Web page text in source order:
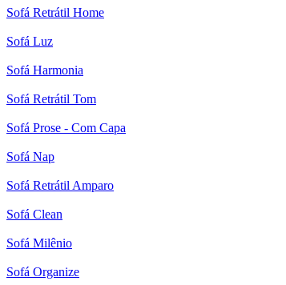
Sofá Retrátil Home
Sofá Luz
Sofá Harmonia
Sofá Retrátil Tom
Sofá Prose - Com Capa
Sofá Nap
Sofá Retrátil Amparo
Sofá Clean
Sofá Milênio
Sofá Organize